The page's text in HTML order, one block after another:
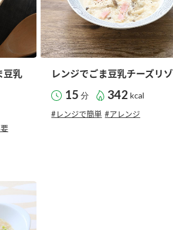
豆乳 レンジでごま豆乳チーズリ
15 分 342 kcal
#レンジで簡単 #アレンジ